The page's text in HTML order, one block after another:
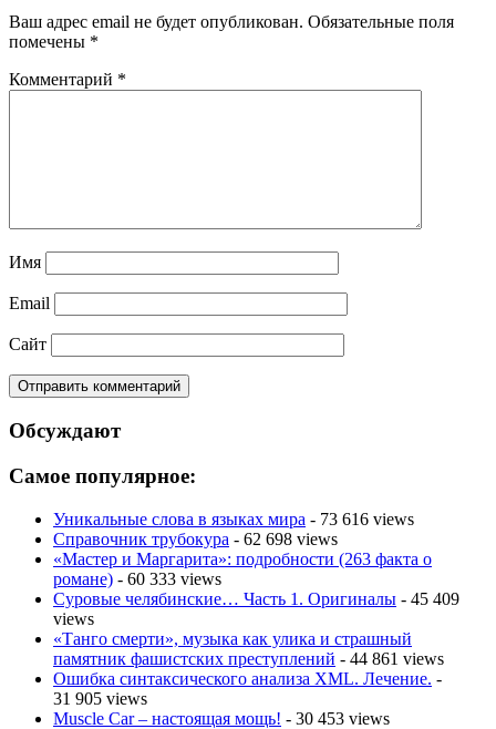
Ваш адрес email не будет опубликован. Обязательные поля
помечены *
Комментарий *
Имя
Email
Сайт
Обсуждают
Самое популярное:
Уникальные слова в языках мира - 73 616 views
Справочник трубокура - 62 698 views
«Мастер и Маргарита»: подробности (263 факта о
романе) - 60 333 views
Суровые челябинские… Часть 1. Оригиналы - 45 409
views
«Танго смерти», музыка как улика и страшный
памятник фашистских преступлений - 44 861 views
Ошибка синтаксического анализа XML. Лечение. -
31 905 views
Muscle Car – настоящая мощь! - 30 453 views